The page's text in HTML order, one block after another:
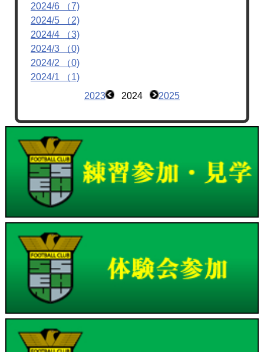
2024/6 （7)
2024/5 （2)
2024/4 （3)
2024/3 （0)
2024/2 （0)
2024/1 （1)
2023
2024 2025